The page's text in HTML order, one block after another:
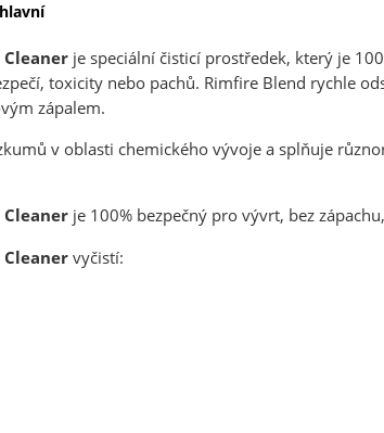
je speciální čisticí prostředek, který je
toxicity nebo pachů. Rimfire Blend rychle
zápalem.
v oblasti chemického vývoje a splňuje
je 100% bezpečný pro vývrt, bez
vyčistí: